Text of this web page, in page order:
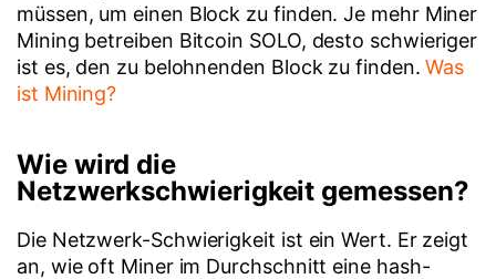
müssen, um einen Block zu finden. Je mehr Miner
Mining betreiben Bitcoin SOLO, desto schwieriger
ist es, den zu belohnenden Block zu finden.Was
ist Mining?
Wie wird die
Netzwerkschwierigkeit gemessen?
Die Netzwerk-Schwierigkeit ist ein Wert. Er zeigt
an, wie oft Miner im Durchschnitt eine hash-